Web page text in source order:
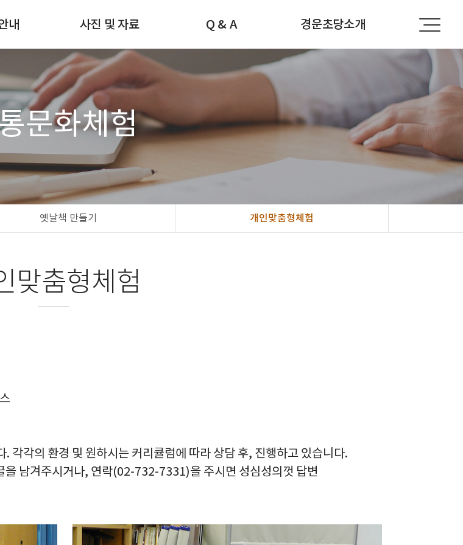
내
확인
약확인
비용안내
사진 및 자료
사진갤러리
자료실
Q & A 경운초당소개
찾아오시는 길
문화체험
옛날책 만들기 개인맞춤형체험
맞춤형체험
각각의 환경 및 원하시는 커리큘럼에 따라 상담 후, 진행하고 있습니다.
을 남겨주시거나, 연락(02-732-7331)을 주시면 성심성의껏 답변